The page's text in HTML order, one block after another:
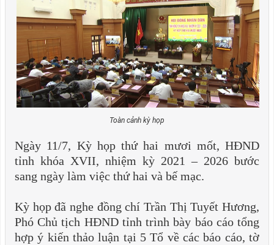
Toàn cảnh kỳ họp
Ngày 11/7, Kỳ họp thứ hai mươi mốt, HĐND
tỉnh khóa XVII, nhiệm kỳ 2021 – 2026 bước
sang ngày làm việc thứ hai và bế mạc.
Kỳ họp đã nghe đồng chí Trần Thị Tuyết Hương,
Phó Chủ tịch HĐND tỉnh trình bày báo cáo tổng
hợp ý kiến thảo luận tại 5 Tổ về các báo cáo, tờ